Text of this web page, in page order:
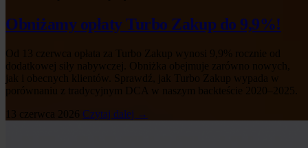
Obniżamy opłaty Turbo Zakup do 9,9%!
Od 13 czerwca opłata za Turbo Zakup wynosi 9,9% rocznie od
dodatkowej siły nabywczej. Obniżka obejmuje zarówno nowych,
jak i obecnych klientów. Sprawdź, jak Turbo Zakup wypada w
porównaniu z tradycyjnym DCA w naszym backteście 2020–2025.
13 czerwca 2026 Czytaj dalej →